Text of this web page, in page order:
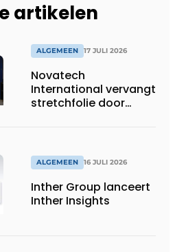
artikelen
ALGEMEEN 17 JULI 2026
Novatech
International vervangt
stretchfolie door
ALGEMEEN 16 JULI 2026
Inther Group lanceert
Inther Insights